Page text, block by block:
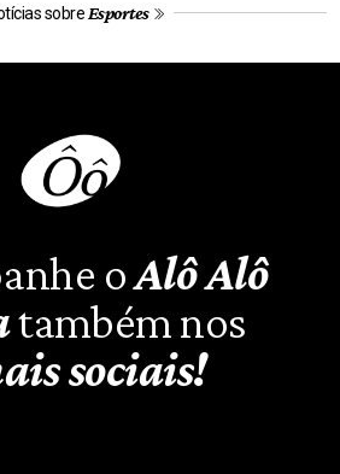
sobre Esportes
oAlô Alô
também nos
sociais!